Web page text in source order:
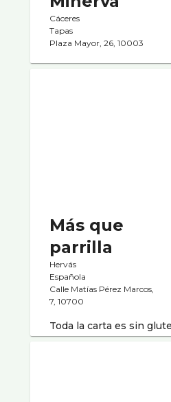
Cáceres
Tapas
Plaza Mayor, 26, 10003
Más que
parrilla
Hervás
Española
Calle Matías Pérez Marcos,
7, 10700
Toda la carta es sin